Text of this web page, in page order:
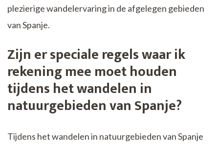
plezierige wandelervaring in de afgelegen gebieden
van Spanje.
Zijn er speciale regels waar ik
rekening mee moet houden
tijdens het wandelen in
natuurgebieden van Spanje?
Tijdens het wandelen in natuurgebieden van Spanje